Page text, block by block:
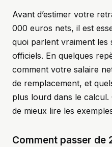
Avant d’estimer votre
000 euros nets, il est
quoi parlent vraiment les
officiels. En quelques
comment votre salaire
de remplacement, et
plus lourd dans le
de mieux lire les
Comment passer de